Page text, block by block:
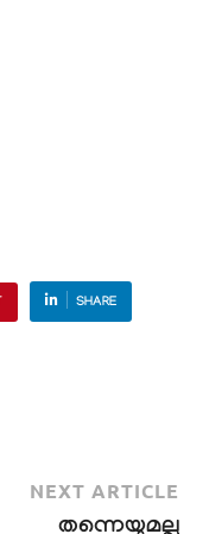
SHARE
NEXT ARTICLE
തന്നെയുമല്ല